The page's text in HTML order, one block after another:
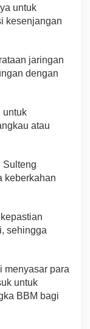
untuk
kesenjangan
jaringan
dengan
untuk
atau
Sulteng
keberkahan
sehingga
menyasar para
untuk
BBM bagi